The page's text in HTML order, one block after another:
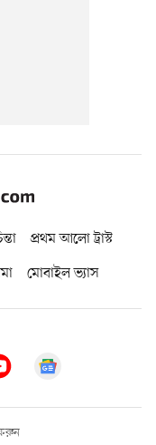
প্রথম আলো ট্রাস্ট
মোবাইল ভ্যাস